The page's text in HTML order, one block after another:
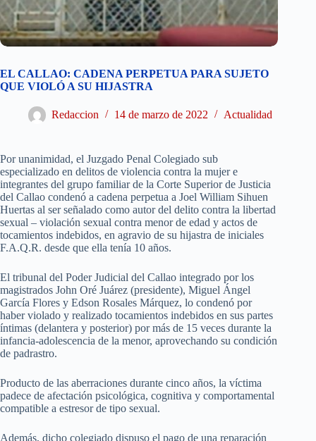
EL CALLAO: CADENA PERPETUA PARA SUJETO
QUE VIOLÓ A SU HIJASTRA
Redaccion 14 de marzo de 2022 Actualidad
Por unanimidad, el Juzgado Penal Colegiado sub
especializado en delitos de violencia contra la mujer e
integrantes del grupo familiar de la Corte Superior de Justicia
del Callao condenó a cadena perpetua a Joel William Sihuen
Huertas al ser señalado como autor del delito contra la libertad
sexual – violación sexual contra menor de edad y actos de
tocamientos indebidos, en agravio de su hijastra de iniciales
F.A.Q.R. desde que ella tenía 10 años.
El tribunal del Poder Judicial del Callao integrado por los
magistrados John Oré Juárez (presidente), Miguel Ángel
García Flores y Edson Rosales Márquez, lo condenó por
haber violado y realizado tocamientos indebidos en sus partes
íntimas (delantera y posterior) por más de 15 veces durante la
infancia-adolescencia de la menor, aprovechando su condición
de padrastro.
Producto de las aberraciones durante cinco años, la víctima
padece de afectación psicológica, cognitiva y comportamental
compatible a estresor de tipo sexual.
Además, dicho colegiado dispuso el pago de una reparación